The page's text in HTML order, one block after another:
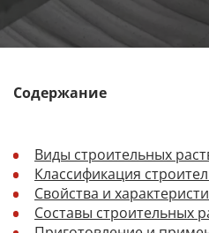
Содержание
Виды строительных
Классификация
Свойства и
Составы строительных